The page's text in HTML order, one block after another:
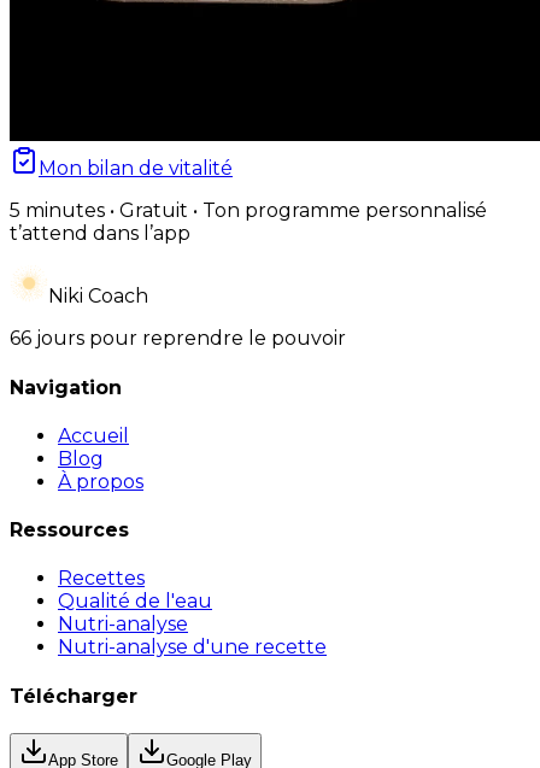
Mon bilan de vitalité
5 minutes • Gratuit • Ton programme personnalisé
t’attend dans l’app
Niki Coach
66 jours pour reprendre le pouvoir
Navigation
Accueil
Blog
À propos
Ressources
Recettes
Qualité de l'eau
Nutri-analyse
Nutri-analyse d'une recette
Télécharger
App Store Google Play